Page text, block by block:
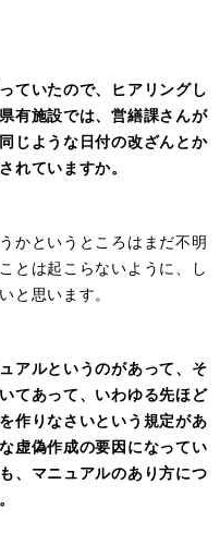
ていたので、ヒアリングし
有施設では、営繕課さんが
じような日付の改ざんとか
れていますか。
かというところはまだ不明
とは起こらないように、し
と思います。
アルというのがあって、そ
てあって、いわゆる先ほど
作りなさいという規定があ
虚偽作成の要因になってい
、マニュアルのあり方につ